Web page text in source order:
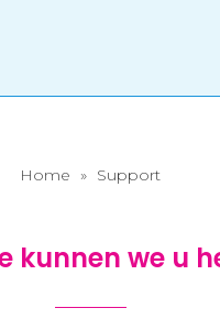
Home » Support
kunnen we u